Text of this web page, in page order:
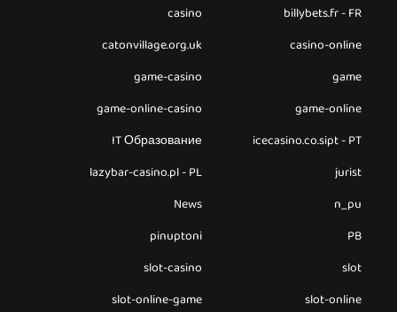
billybets.fr - FR
casino
casino-online
catonvillage.org.uk
game
game-casino
game-online
game-online-casino
icecasino.co.sipt - PT
IT Образование
jurist
lazybar-casino.pl - PL
n_pu
News
PB
pinuptoni
slot
slot-casino
slot-online
slot-online-game